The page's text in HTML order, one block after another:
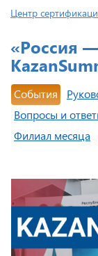
Центр
«Россия
События
Вопросы и
Филиал месяца